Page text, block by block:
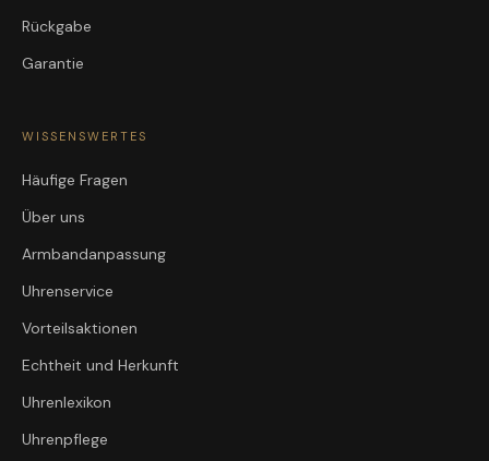
Rückgabe
Garantie
WISSENSWERTES
Häufige Fragen
Über uns
Armbandanpassung
Uhrenservice
Vorteilsaktionen
Echtheit und Herkunft
Uhrenlexikon
Uhrenpflege